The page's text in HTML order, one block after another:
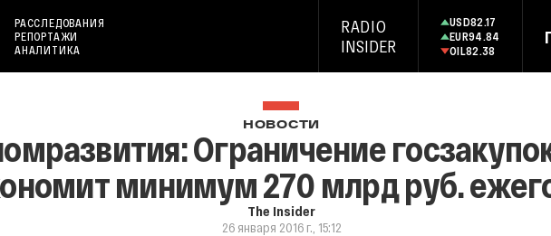
РАССЛЕДОВАНИЯ
РЕПОРТАЖИ
АНАЛИТИКА
RADIO
INSIDER
USD82.17
EUR94.84
OIL82.38
НОВОСТИ
Ограничение
минимум 270 млрд руб.
The Insider
26 января 2016 г., 15:12